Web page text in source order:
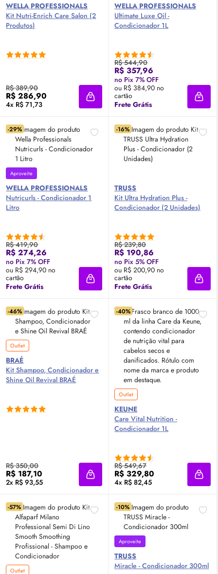
WELLA PROFESSIONALS
Kit Nutri-Enrich Care Salon (2
Produtos)
R$ 389,90
R$ 286,90
4x R$ 71,73 Adicionar à sacola
WELLA PROFESSIONALS
Ultimate LuxeOil -
Condicionador 1L
R$ 544,90
R$ 357,96
no Pix 7% OFF
ou R$ 384,90 no
cartão
Frete Grátis
-29%
Aproveite
WELLA PROFESSIONALS
Nutricurls - Condicionador 1
Litro
R$ 419,90
R$ 274,26
no Pix 7% OFF
ou R$ 294,90 no
cartão
Frete Grátis
Adicionar à sacola
-16%
TRUSS
Kit Ultra Hydration Plus -
Condicionador (2 Unidades)
R$ 239,80
R$ 190,86
no Pix 5% OFF
ou R$ 200,90 no
cartão
Frete Grátis
-46%
Outlet
BRAÉ
Kit Shampoo, Condicionador e
ShineOil Revival BRAÉ
R$ 350,00
R$ 187,10
2x R$ 93,55 Adicionar à sacola
-40%
Outlet
KEUNE
Care Vital Nutrition -
Condicionador 1L
R$ 549,67
R$ 329,80
4x R$ 82,45
-57%
Outlet
-10%
Aproveite
TRUSS
Miracle - Condicionador 300ml